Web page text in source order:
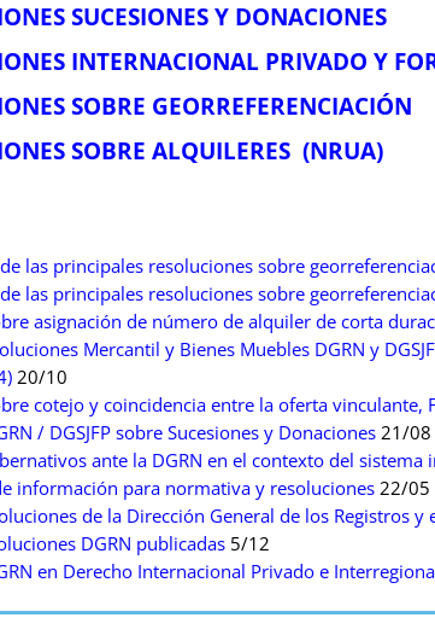
SUCESIONES Y DONACIONES
INTERNACIONAL PRIVADO Y
SOBRE GEORREFERENCIACIÓN
SOBRE ALQUILERES (NRUA)
las principales resoluciones sobre
las principales resoluciones sobre
asignación de número de alquiler de corta
Mercantil y Bienes Muebles DGRN y
20/10
cotejo y coincidencia entre la oferta vinculante,
/ DGSJFP sobre Sucesiones y Donaciones21/08
ante la DGRN en el contexto del
información para normativa y resoluciones22/05
de la Dirección General de los Registros y
DGRN publicadas 5/12
en Derecho Internacional Privado e